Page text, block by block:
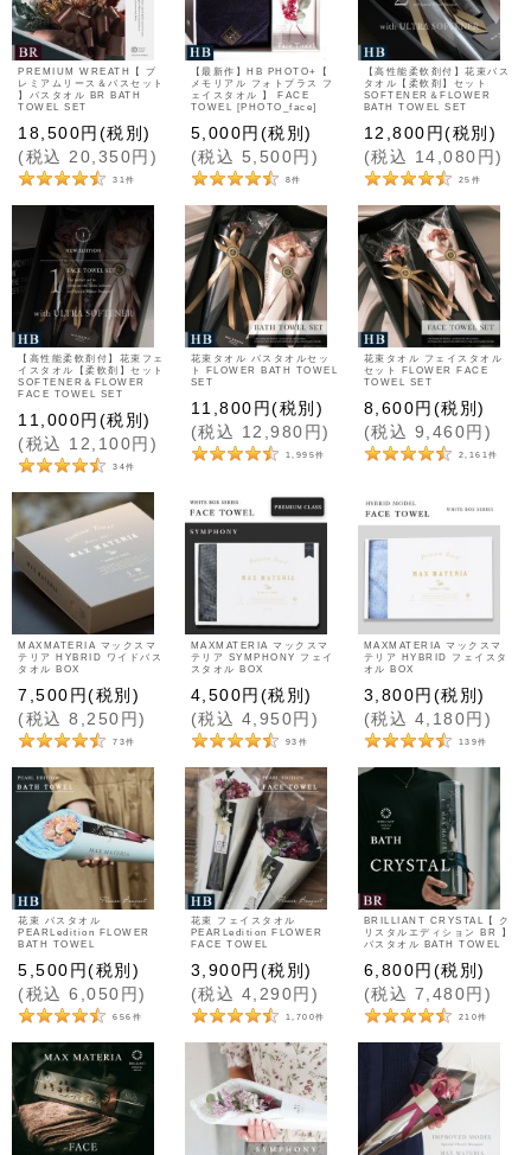
PREMIUM WREATH【 プ
レミアムリース＆バスセット
】バスタオル BR BATH
TOWEL SET
18,500円 (税別)
(税込 20,350円 )
31 件
【最新作】HB PHOTO+【
メモリアル フォトプラス フ
ェイスタオル 】 FACE
TOWEL [PHOTO_face]
5,000円 (税別)
(税込 5,500円 )
8件
【高性能柔軟剤付】花束バス
タオル【柔軟剤】セット
SOFTENER＆FLOWER
BATH TOWEL SET
12,800円(税別)
(税込 14,080 円)
25 件
【高性能柔軟剤付】花束フェ
イスタオル【柔軟剤】セット
SOFTENER＆FLOWER
FACE TOWEL SET
11,000円 (税別)
(税込 12,100円 )
34件
花束タオル バスタオルセッ
ト FLOWER BATH TOWEL
SET
11,800円(税別)
(税込 12,980 円)
1,995件
花束タオル フェイスタオル
セット FLOWER FACE
TOWEL SET
8,600円 (税別)
(税込 9,460円 )
2,161件
MAXMATERIA マックスマ
テリア HYBRID ワイドバス
タオル BOX
7,500円(税別)
(税込 8,250 円)
73件
MAXMATERIA マックスマ
テリア SYMPHONY フェイ
スタオル BOX
4,500円 (税別)
(税込 4,950円 )
93 件
MAXMATERIA マックスマ
テリア HYBRID フェイスタ
オル BOX
3,800円 (税別)
(税込 4,180円 )
139件
花束 バスタオル
PEARLedition FLOWER
BATH TOWEL
5,500円(税別)
(税込 6,050 円)
656 件
花束 フェイスタオル
PEARLedition FLOWER
FACE TOWEL
3,900円 (税別)
(税込 4,290円 )
1,700件
BRILLIANT CRYSTAL【 ク
リスタルエディション BR 】
バスタオル BATH TOWEL
6,800円 (税別)
(税込 7,480円 )
210件